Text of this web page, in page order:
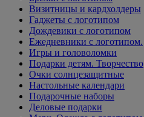
Визитницы и кардхолдеры
Гаджеты с логотипом
Дождевики с логотипом
Ежедневники с логотипом.
Игры и головоломки
Подарки детям. Творчество
Очки солнцезащитные
Настольные календари
Подарочные наборы
Деловые подарки